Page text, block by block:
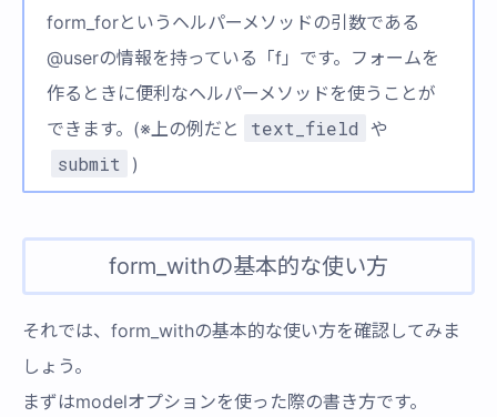
form_forというヘルパーメソッドの引数である
@userの情報を持っている「f」です。フォームを
作るときに便利なヘルパーメソッドを使うことが
できます。(※上の例だと
text_field や
submit )
form_withの基本的な使い方
それでは、form_withの基本的な使い方を確認してみま
しょう。
まずはmodelオプションを使った際の書き方です。